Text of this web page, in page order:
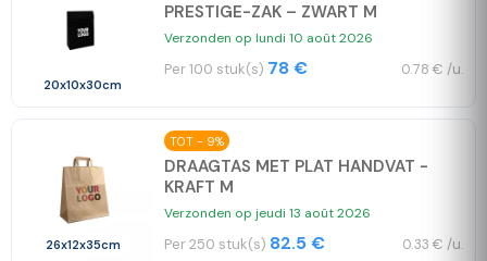
20x10x30cm
PRESTIGE-ZAK – ZWART M
Verzonden op lundi 10 août 2026
Per 100 stuk(s) 78 € 0.78 € /u.
26x12x35cm
TOT - 9%
DRAAGTAS MET PLAT HANDVAT -
KRAFT M
Verzonden op jeudi 13 août 2026
Per 250 stuk(s) 82.5 € 0.33 € /u.